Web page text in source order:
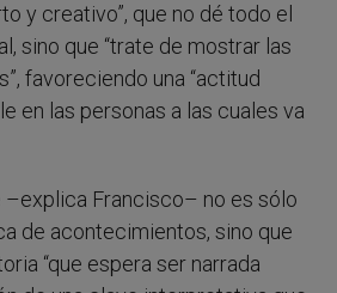
y creativo”, que no dé todo el
sino que “trate de mostrar las
favoreciendo una “actitud
en las personas a las cuales va
–explica Francisco– no es sólo
de acontecimientos, sino que
“que espera ser narrada